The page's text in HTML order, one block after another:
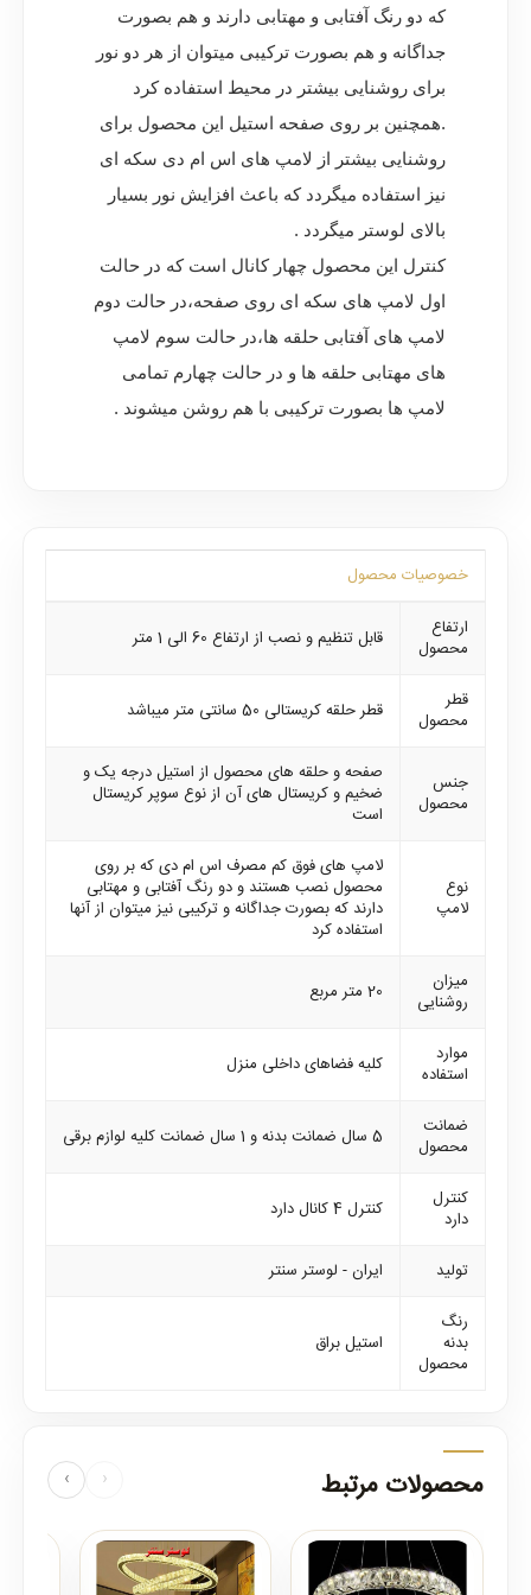
که دو رنگ آفتابی و مهتابی دارند و هم بصورت
جداگانه و هم بصورت ترکیبی میتوان از هر دو نور
برای روشنایی بیشتر در محیط استفاده کرد
.همچنین بر روی صفحه استیل این محصول برای
روشنایی بیشتر از لامپ های اس ام دی سکه ای
نیز استفاده میگردد که باعث افزایش نور بسیار
بالای لوستر میگردد .
کنترل این محصول چهار کانال است که در حالت
اول لامپ های سکه ای روی صفحه،در حالت دوم
لامپ های آفتابی حلقه ها،در حالت سوم لامپ
های مهتابی حلقه ها و در حالت چهارم تمامی
لامپ ها بصورت ترکیبی با هم روشن میشوند .
خصوصیات محصول
ارتفاع
محصول
قابل تنظیم و نصب از ارتفاع 60 الی 1 متر
قطر
محصول
قطر حلقه کریستالی 50 سانتی متر میباشد
جنس
محصول
صفحه و حلقه های محصول از استیل درجه یک و
ضخیم و کریستال های آن از نوع سوپر کریستال
است
نوع
لامپ
لامپ های فوق کم مصرف اس ام دی که بر روی
محصول نصب هستند و دو رنگ آفتابی و مهتابی
دارند که بصورت جداگانه و ترکیبی نیز میتوان از آنها
استفاده کرد
میزان
روشنایی
20 متر مربع
موارد
استفاده
کلیه فضاهای داخلی منزل
ضمانت
محصول
5 سال ضمانت بدنه و 1 سال ضمانت کلیه لوازم برقی
کنترل
دارد
کنترل 4 کانال دارد
تولید
ایران - لوستر سنتر
رنگ
بدنه
محصول
استیل براق
محصولات مرتبط ‹
›